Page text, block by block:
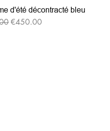
d'été décontracté bleu
セール価格
€450.00